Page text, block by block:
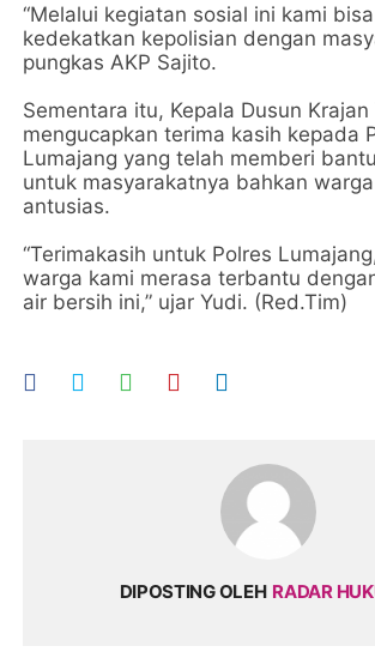
“Melalui kegiatan sosial ini kami
kedekatkan kepolisian dengan
pungkas AKP Sajito.
Sementara itu, Kepala Dusun Krajan
mengucapkan terima kasih kepada
Lumajang yang telah memberi
untuk masyarakatnya bahkan
antusias.
“Terimakasih untuk Polres
warga kami merasa terbantu
air bersih ini,” ujar Yudi. (Red.Tim)
DIPOSTING OLEH RADAR